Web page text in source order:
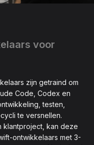
voor
zijn getraind om
Code, Codex en
testen,
te versnellen.
klantproject, kan deze
ontwikkelaars met 3-